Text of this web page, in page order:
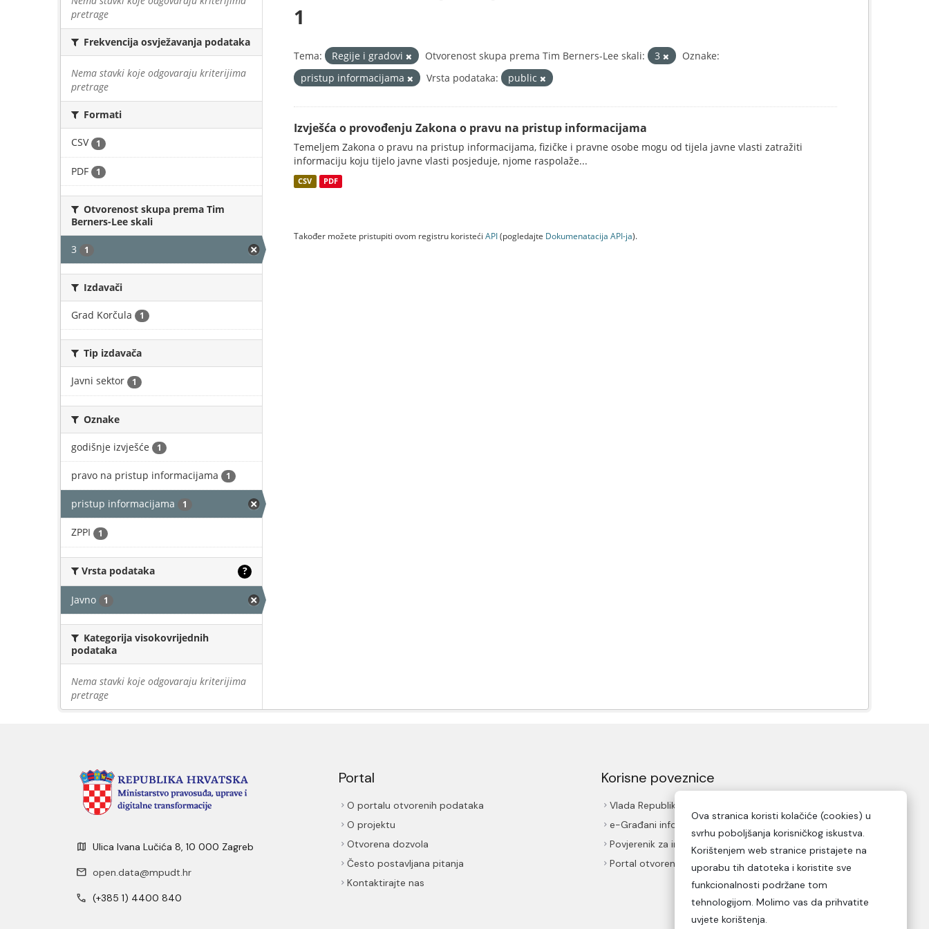
pretrage
Frekvencija osvježavanja podataka
Nema stavki koje odgovaraju kriterijima
pretrage
Formati
CSV 1
PDF 1
Otvorenost skupa prema Tim
Berners-Lee skali
3 1
Izdavači
Grad Korčula 1
Tip izdavača
Javni sektor 1
Oznake
godišnje izvješće 1
pravo na pristup informacijama 1
pristup informacijama 1
ZPPI 1
Vrsta podataka ?
Javno 1
Kategorija visokovrijednih
podataka
Nema stavki koje odgovaraju kriterijima
pretrage
1
Tema: Regije i gradovi Otvorenost skupa prema Tim Berners-Lee skali: 3
Oznake:
pristup informacijama
Vrsta podataka: public
Izvješća o provođenju Zakona o pravu na pristup informacijama
Temeljem Zakona o pravu na pristup informacijama, fizičke i pravne osobe mogu od tijela javne vlasti zatražiti
informaciju koju tijelo javne vlasti posjeduje, njome raspolaže...
CSV PDF
Također možete pristupiti ovom registru koristeći API(pogledajte Dokumenаtаcijа API-jа).